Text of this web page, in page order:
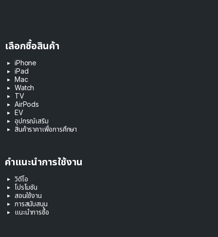
เลือกซื้อสินค้า
iPhone
iPad
Mac
Watch
TV
AirPods
EV
อุปกรณ์เสริม
สินค้าราคาเพื่อการศึกษา
คำแนะนำการใช้งาน
วิดีโอ
โปรโมชัน
สอนใช้งาน
การสนับสนุน
แนะนำการซื้อ